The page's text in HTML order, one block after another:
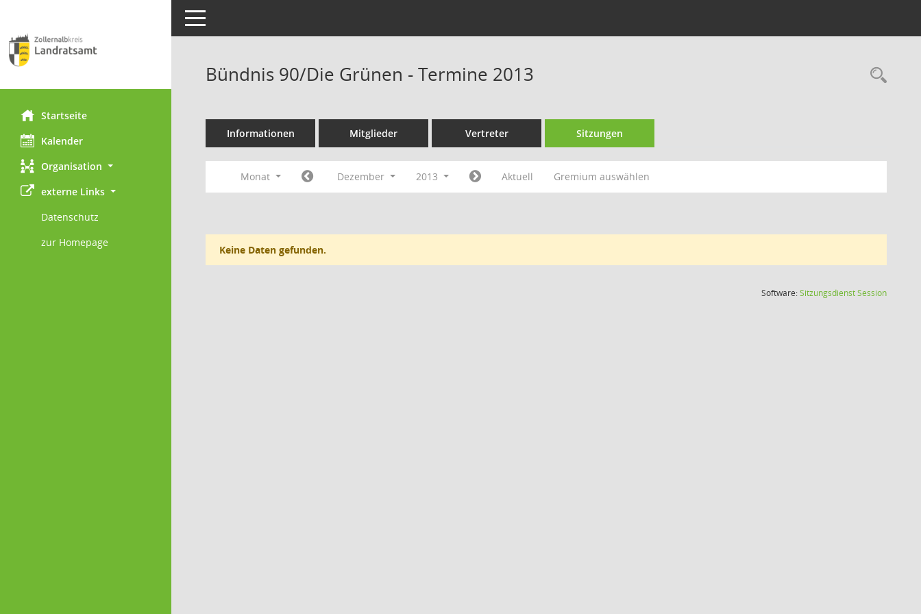
Startseite
Kalender
Organisation
externe Links
Datenschutz
zur Homepage
Toggle navigation
Bündnis 90/Die Grünen - Termine 2013
Informationen Mitglieder Vertreter Sitzungen
Monat Dezember 2013 Aktuell Gremium auswählen
Keine Daten gefunden.
Software:SitzungsdienstSession(Wird in